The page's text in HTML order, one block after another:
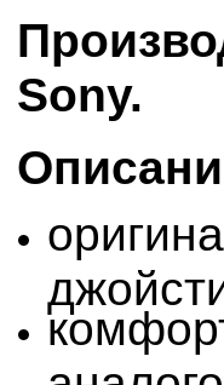
Sony.